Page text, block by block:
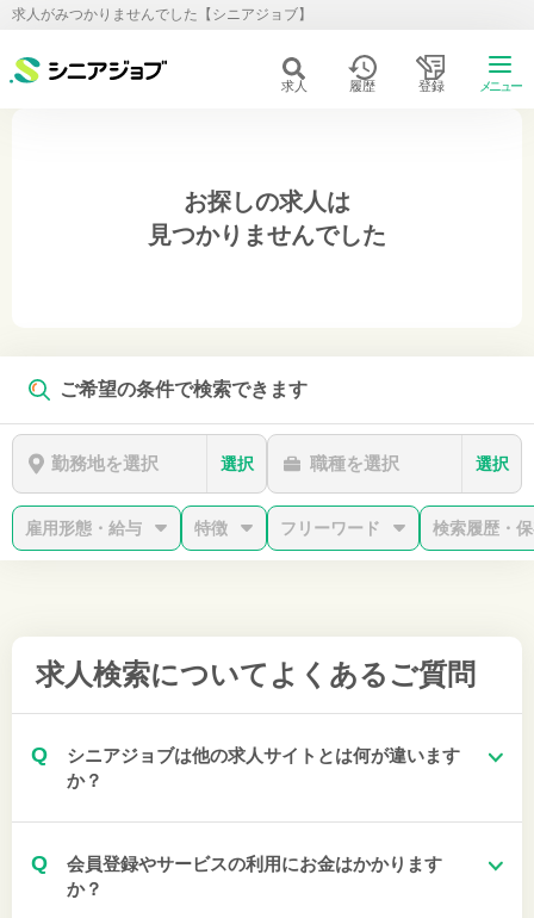
求人がみつかりませんでした【シニアジョブ】
求人 履歴 登録 メニュー
お探しの求人は
見つかりませんでした
ご希望の条件で検索できます
勤務地を選択 選択 職種を選択 選択
雇用形態・給与 特徴 フリーワード 検索履歴・
求人検索について よくあるご質問
Q
シニアジョブは他の求人サイトとは何が違います
か？
Q
会員登録やサービスの利用にお金はかかります
か？